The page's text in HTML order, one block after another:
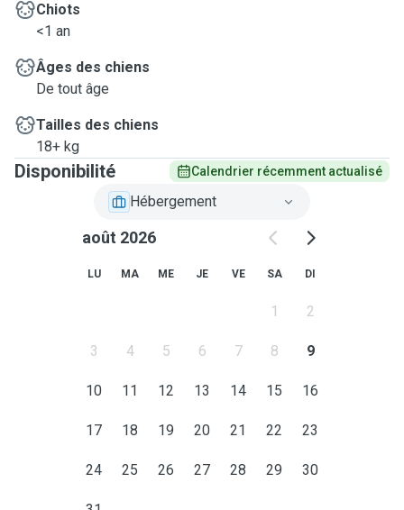
Chiots
<1 an
Âges des chiens
De tout âge
Tailles des chiens
18+ kg
Disponibilité Calendrier récemment actualisé
Hébergement
août 2026
LU MA ME JE VE SA DI
1 2
3 4 5 6 7 8 9
10 11 12 13 14 15 16
17 18 19 20 21 22 23
24 25 26 27 28 29 30